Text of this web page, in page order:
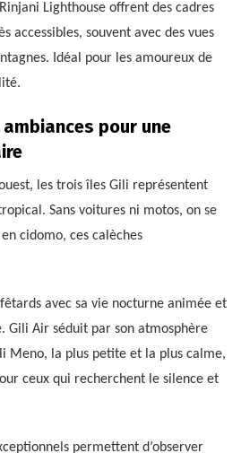
Lighthouse offrent des cadres
accessibles, souvent avec des vues
Idéal pour les amoureux de
pour une
les trois îles Gili représentent
Sans voitures ni motos, on se
cidomo, ces calèches
avec sa vie nocturne animée et
Gili Air séduit par son atmosphère
Meno, la plus petite et la plus calme,
ceux qui recherchent le silence et
permettent d’observer